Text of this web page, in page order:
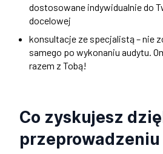
dostosowane indywidualnie do
docelowej
konsultacje ze specjalistą – nie
samego po wykonaniu audytu.
razem z Tobą!
Co zyskujesz